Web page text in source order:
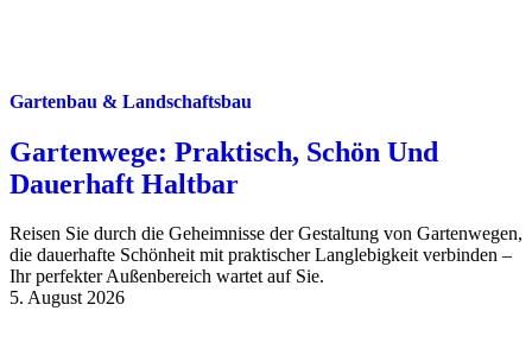
Gartenbau & Landschaftsbau
Gartenwege: Praktisch, Schön Und
Dauerhaft Haltbar
Reisen Sie durch die Geheimnisse der Gestaltung von Gartenwegen,
die dauerhafte Schönheit mit praktischer Langlebigkeit verbinden –
Ihr perfekter Außenbereich wartet auf Sie.
5. August 2026